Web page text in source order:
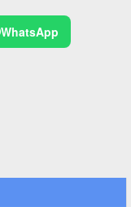
WhatsApp